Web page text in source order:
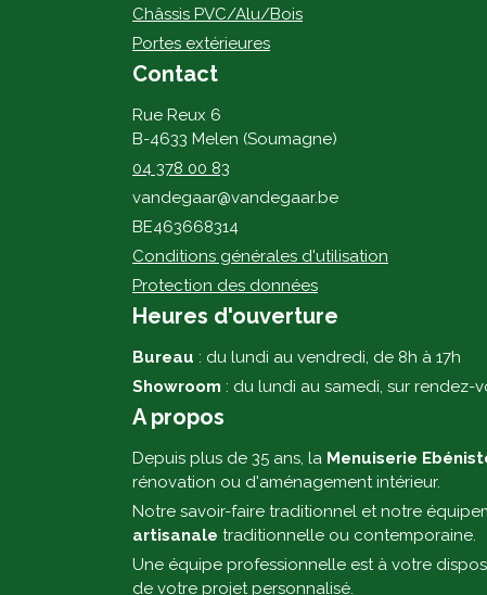
Châssis PVC/Alu/Bois
Portes extérieures
Contact
Rue Reux 6
B-4633 Melen (Soumagne)
04 378 00 83
vandegaar@vandegaar.be
BE463668314
Conditions générales d'utilisation
Protection des données
Heures d'ouverture
Bureau : du lundi au vendredi, de 8h à 17h
Showroom : du lundi au samedi, sur rendez-
A propos
Depuis plus de 35 ans, la Menuiserie
rénovation ou d'aménagement intérieur.
Notre savoir-faire traditionnel et notre
artisanale traditionnelle ou contemporaine.
Une équipe professionnelle est à votre
de votre projet personnalisé.